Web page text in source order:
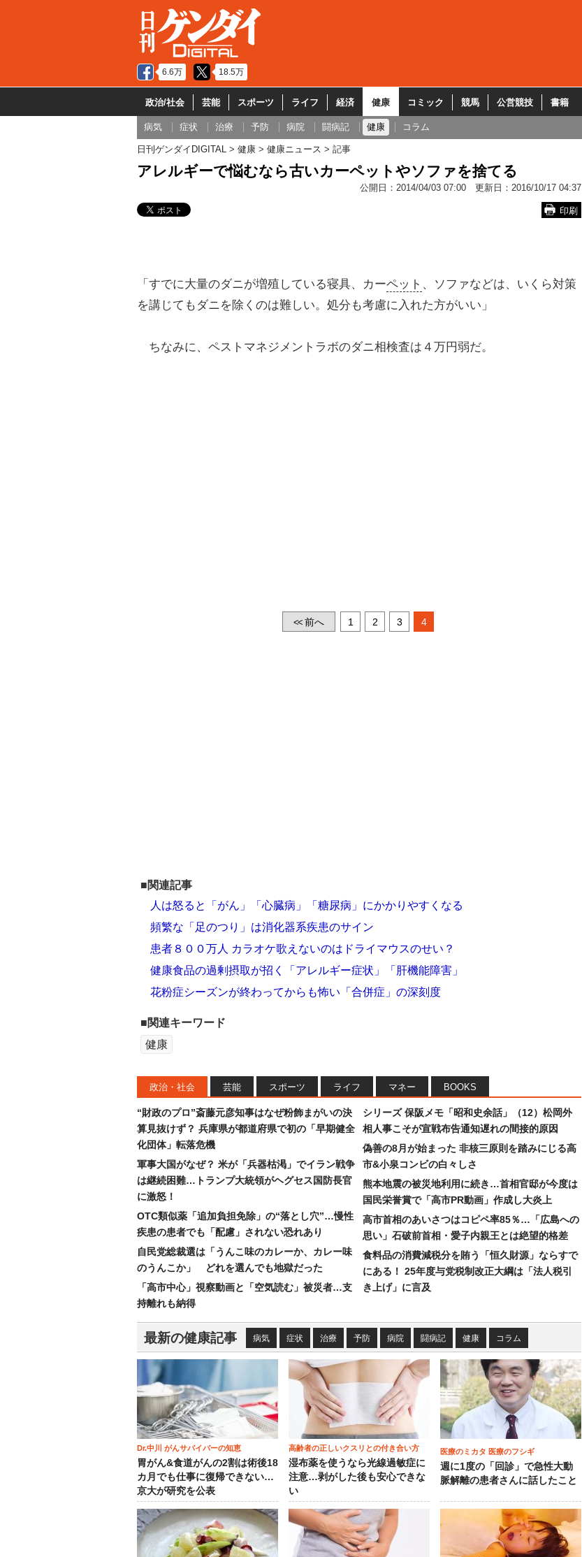
6.6万 18.5万
政治/社会 芸能 スポーツ ライフ 経済 健康 コミック 競馬 公営競技 書籍
病気 症状 治療 予防 病院 闘病記 健康 コラム
日刊ゲンダイDIGITAL 健康 健康ニュース 記事
アレルギーで悩むなら古いカーペットやソファを捨てる
公開日： 2014/04/03 07:00 更新日： 2016/10/17 04:37
印刷
「すでに大量のダニが増殖している寝具、カーペット 、ソファなどは、いくら対策
を講じてもダニを除くのは難しい。処分も考慮に入れた方がいい」
ちなみに、ペストマネジメントラボのダニ相検査は４万円弱だ。
<<前へ 1 2 3 4
■関連記事
人は怒ると「がん」「心臓病」「糖尿病」にかかりやすくなる
頻繁な「足のつり」は消化器系疾患のサイン
患者８００万人 カラオケ歌えないのはドライマウスのせい？
健康食品の過剰摂取が招く「アレルギー症状」「肝機能障害」
花粉症シーズンが終わってからも怖い「合併症」の深刻度
■関連キーワード
健康
政治・社会 芸能 スポーツ ライフ マネー BOOKS
“財政のプロ”斎藤元彦知事はなぜ粉飾まがいの決
算見抜けず？ 兵庫県が都道府県で初の「早期健全
化団体」転落危機
軍事大国がなぜ？ 米が「兵器枯渇」でイラン戦争
は継続困難…トランプ大統領がヘグセス国防長官
に激怒！
OTC類似薬「追加負担免除」の“落とし穴”…慢性
疾患の患者でも「配慮」されない恐れあり
自民党総裁選は「うんこ味のカレーか、カレー味
のうんこか」 どれを選んでも地獄だった
「高市中心」視察動画と「空気読む」被災者…支
持離れも納得
シリーズ 保阪メモ「昭和史余話」（12）松岡外
相人事こそが宣戦布告通知遅れの間接的原因
偽善の8月が始まった 非核三原則を踏みにじる高
市&小泉コンビの白々しさ
熊本地震の被災地利用に続き…首相官邸が今度は
国民栄誉賞で「高市PR動画」作成し大炎上
高市首相のあいさつはコピペ率85％…「広島への
思い」石破前首相・愛子内親王とは絶望的格差
食料品の消費減税分を賄う「恒久財源」ならすで
にある！ 25年度与党税制改正大綱は「法人税引
き上げ」に言及
最新の健康記事 病気 症状 治療 予防 病院 闘病記 健康 コラム
Dr.中川 がんサバイバーの知恵
胃がん&食道がんの2割は術後18
カ月でも仕事に復帰できない…
京大が研究を公表
高齢者の正しいクスリとの付き合い方
湿布薬を使うなら光線過敏症に
注意…剥がした後も安心できな
い
医療のミカタ 医療のフシギ
週に1度の「回診」で急性大動
脈解離の患者さんに話したこと